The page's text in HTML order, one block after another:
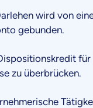
wird von
gebunden.
zu überbrücken.